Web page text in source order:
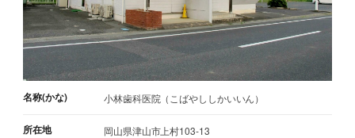
名称(かな) 小林歯科医院（こばやししかいいん）
所在地 岡山県津山市上村103-13